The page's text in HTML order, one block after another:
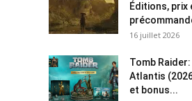
Éditions, prix
16 juillet 2026
Tomb
Atlantis
et bonus...